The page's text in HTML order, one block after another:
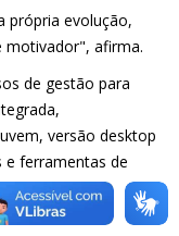
própria evolução,
afirma.
de gestão para
versão desktop
ferramentas de